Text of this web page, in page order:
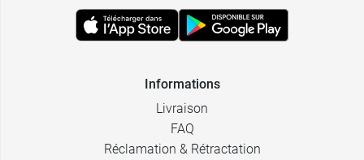
Informations
Livraison
FAQ
Réclamation & Rétractation